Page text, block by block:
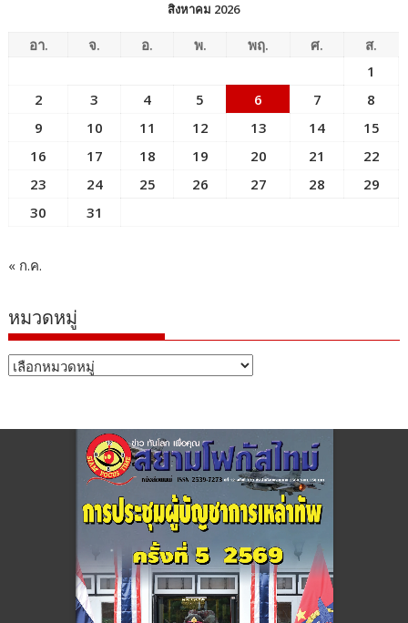
สิงหาคม 2026
อา. จ. อ. พ. พฤ. ศ.
ส.
1
2
3 4 5 6 7
8
9
10 11 12 13 14
15
16
17 18 19 20 21
22
23
24 25 26 27 28
29
30
31
« ก.ค.
หมวดหมู่
หมวด